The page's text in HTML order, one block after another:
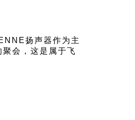
扬声器作为主
会，这是属于飞